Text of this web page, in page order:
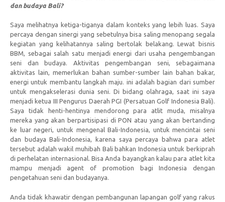
dan budaya Bali?
Saya melihatnya ketiga-tiganya dalam konteks yang lebih luas. Saya
percaya dengan sinergi yang sebetulnya bisa saling menopang segala
kegiatan yang kelihatannya saling bertolak belakang. Lewat bisnis
BBM, sebagai salah satu menjadi energi dari usaha pengembangan
seni dan budaya. Aktivitas pengembangan seni, sebagaimana
aktivitas lain, memerlukan bahan sumber-sumber lain bahan bakar,
energi untuk membantu langkah maju. ini adalah bagian dari sumber
untuk mengakselerasi dunia seni. Di bidang olahraga, saat ini saya
menjadi ketua III Pengurus Daerah PGI (Persatuan Golf Indonesia Bali).
Saya tidak henti-hentinya mendorong para atlit muda, misalnya
mereka yang akan berpartisipasi di PON atau yang akan bertanding
ke luar negeri, untuk mengenal Bali-Indonesia, untuk mencintai seni
dan budaya Bali-Indonesia, karena saya percaya bahwa para atlet
tersebut adalah wakil muhibah Bali bahkan Indonesia untuk berkiprah
di perhelatan internasional. Bisa Anda bayangkan kalau para atlet kita
mampu menjadi agent of promotion bagi Indonesia dengan
pengetahuan seni dan budayanya.
Anda tidak khawatir dengan pembangunan lapangan golf yang rakus